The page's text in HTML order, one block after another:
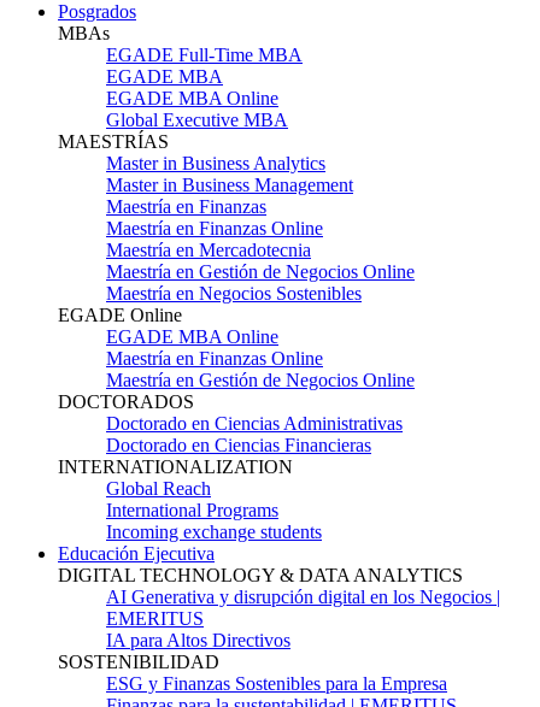
Posgrados
MBAs
EGADE Full-Time MBA
EGADE MBA
EGADE MBA Online
Global Executive MBA
MAESTRÍAS
Master in Business Analytics
Master in Business Management
Maestría en Finanzas
Maestría en Finanzas Online
Maestría en Mercadotecnia
Maestría en Gestión de Negocios Online
Maestría en Negocios Sostenibles
EGADE Online
EGADE MBA Online
Maestría en Finanzas Online
Maestría en Gestión de Negocios Online
DOCTORADOS
Doctorado en Ciencias Administrativas
Doctorado en Ciencias Financieras
INTERNATIONALIZATION
Global Reach
International Programs
Incoming exchange students
Educación Ejecutiva
DIGITAL TECHNOLOGY & DATA ANALYTICS
AI Generativa y disrupción digital en los Negocios |
EMERITUS
IA para Altos Directivos
SOSTENIBILIDAD
ESG y Finanzas Sostenibles para la Empresa